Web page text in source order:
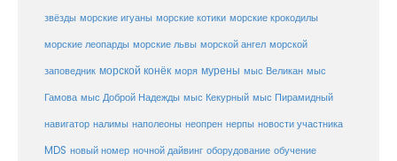
звёзды морские игуаны морские котики морские крокодилы
морские леопарды морские львы морской ангел морской
заповедник морской конёк моря мурены мыс Великан мыс
Гамова мыс Доброй Надежды мыс Кекурный мыс Пирамидный
навигатор налимы наполеоны неопрен нерпы новости участника
MDS новый номер ночной дайвинг оборудование обучение